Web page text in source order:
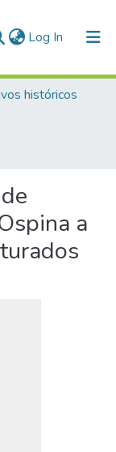
Log In (current)
históricos
a